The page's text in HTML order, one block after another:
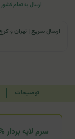
ارسال به تمام کشور
توضیحات